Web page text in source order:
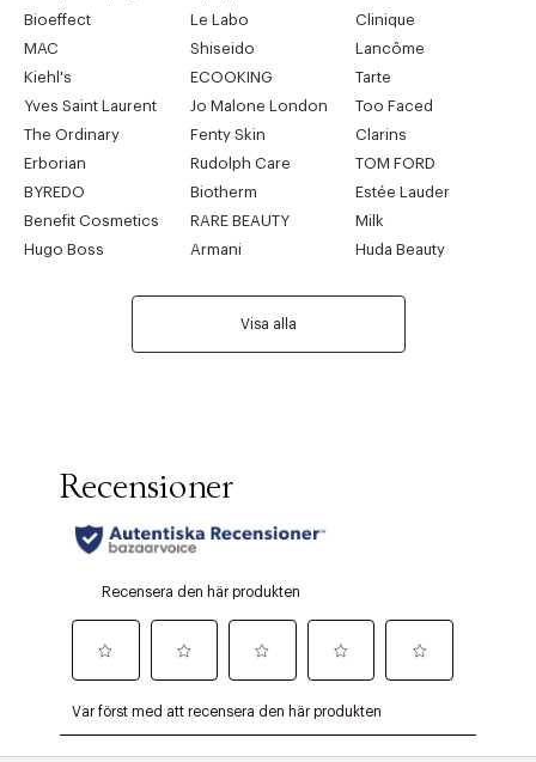
Bioeffect
Le Labo
Clinique
MAC
Shiseido
Lancôme
Kiehl's
ECOOKING
Tarte
Yves Saint Laurent
Jo Malone London
Too Faced
The Ordinary
Fenty Skin
Clarins
Erborian
Rudolph Care
TOM FORD
BYREDO
Biotherm
Estée Lauder
Benefit Cosmetics
RARE BEAUTY
Milk
Hugo Boss
Armani Huda Beauty
Visa alla